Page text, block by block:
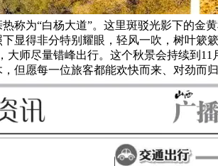
称为“白杨大道”。这里斑驳光影下的金
显得非分特别耀眼，轻风一吹，树叶簌
师尽量错峰出行。这个秋景会持续到
愿每一位旅客都能欢快而来、对劲而